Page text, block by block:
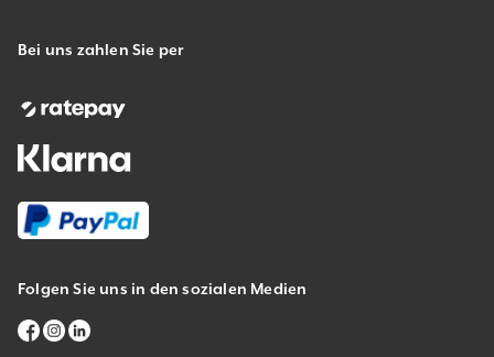
Bei uns zahlen Sie per
Folgen Sie uns in den sozialen Medien